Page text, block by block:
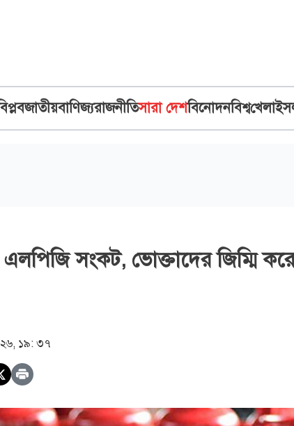
জাতীয়বাণিজ্যরাজনীতিসারা দেশবিনোদনবিশ্বখেলা
এলপিজি সংকট, ভোক্তাদের জিম্মি
১৯: ৩৭